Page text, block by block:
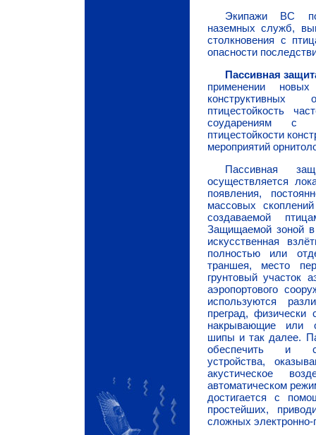
Экипажи ВС
наземных служб,
столкновения с
опасности
Пассивная
применении
конструктивных
птицестойкость
соударениям с
птицестойкости
мероприятий
Пассивная
осуществляется
появления,
массовых
создаваемой
Защищаемой зоной
искусственная
полностью или
траншея, место
грунтовый участок
аэропортового
используются
преград,
накрывающие или
шипы и так далее.
обеспечить и
устройства,
акустическое
автоматическом
достигается с
простейших,
сложных